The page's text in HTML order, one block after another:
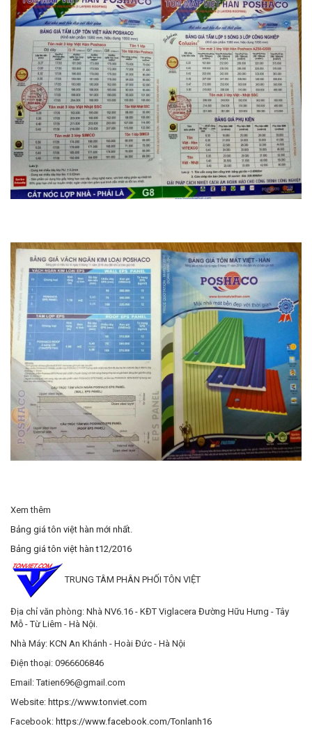
Xem thêm
Bảng giá tôn việt hàn mới nhất.
Bảng giá tôn việt hàn t12/2016
TRUNG TÂM PHÂN PHỐI TÔN VIỆT
Địa chỉ văn phòng: Nhà NV6.16 - KĐT Viglacera Đường Hữu Hưng - Tây
Mỗ - Từ Liêm - Hà Nội.
Nhà Máy: KCN An Khánh - Hoài Đức - Hà Nội
Điện thoại: 0966606846
Email: Tatien696@gmail.com
Website: https://www.tonviet.com
Facebook: https://www.facebook.com/Tonlanh16